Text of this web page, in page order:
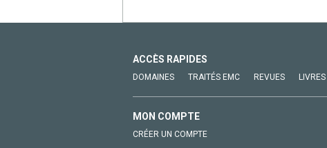
ACCÈS RAPIDES
DOMAINES TRAITÉS EMC REVUES LIVRES
MON COMPTE
CRÉER UN COMPTE